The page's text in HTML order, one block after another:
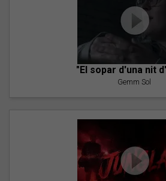
"El sopar d'una nit
Gemm Sol